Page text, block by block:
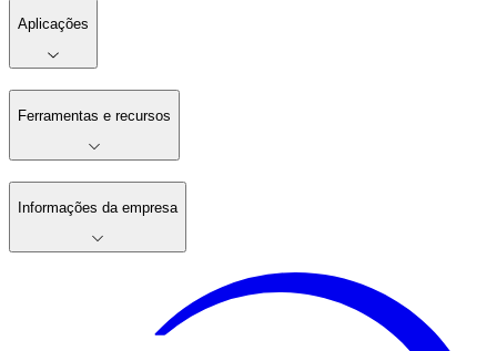
Aplicações
Ferramentas e recursos
Informações da empresa